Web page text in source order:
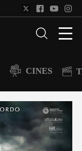
CINES